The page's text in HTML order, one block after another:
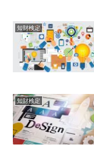
知財検定
知財検定